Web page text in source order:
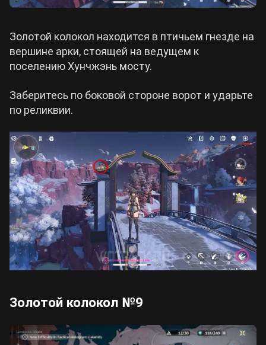
Золотой колокол находится в птичьем гнезде на
вершине арки, стоящей на ведущем к
поселению Хунчжэнь мосту.
Заберитесь по боковой стороне ворот и ударьте
по реликвии.
Золотой колокол №9